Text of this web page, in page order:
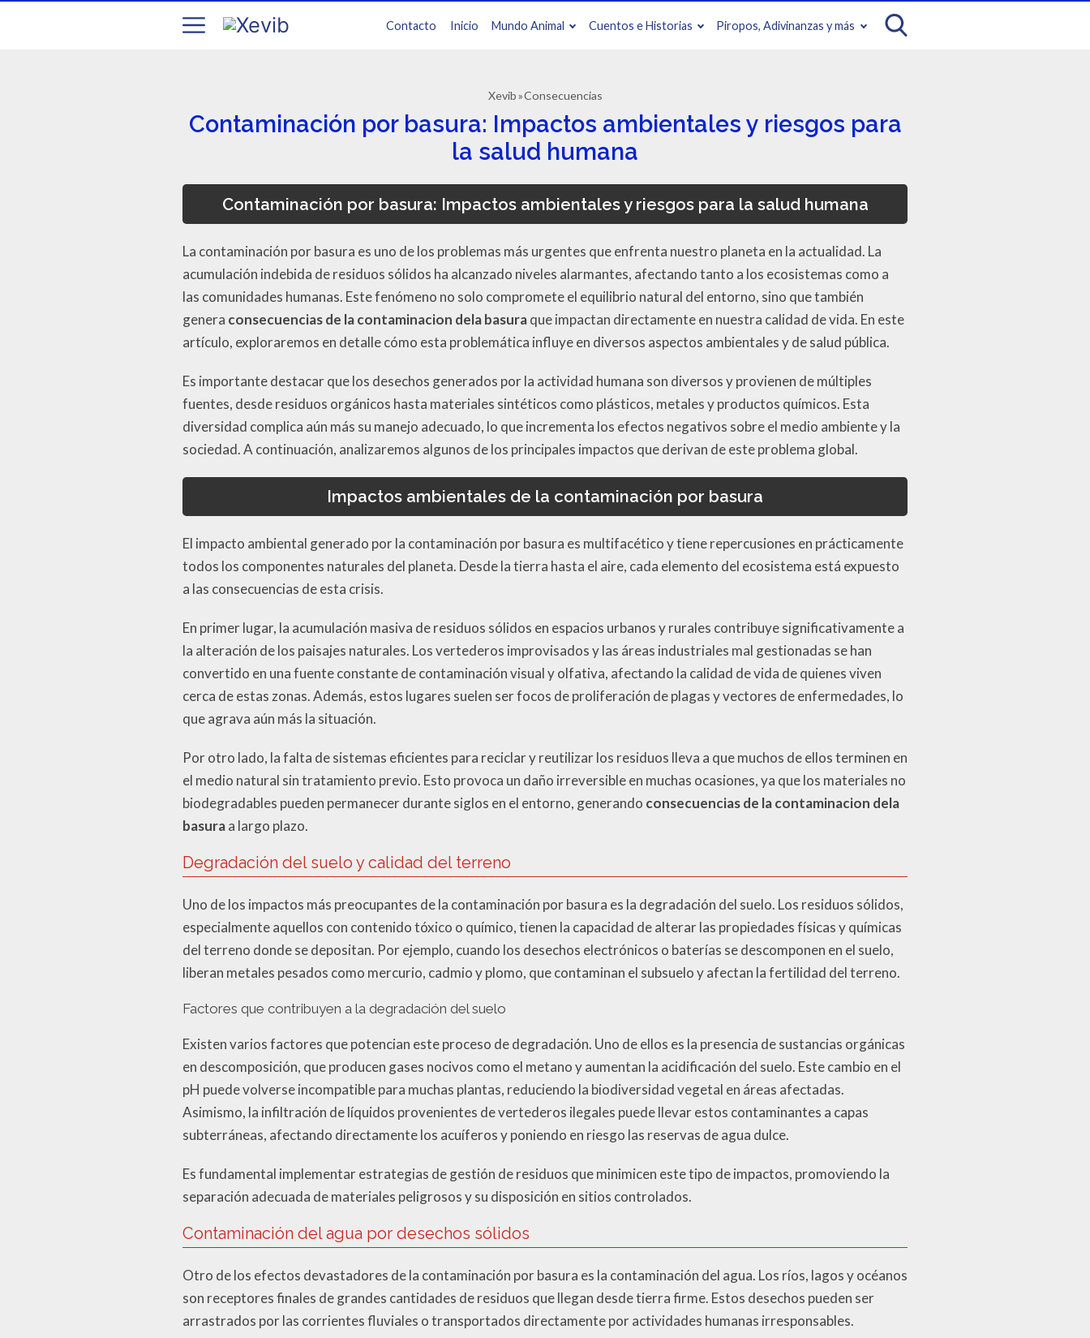
Contacto Inicio Mundo Animal Cuentos e Historias Piropos, Adivinanzas y más
Xevib Consecuencias
Contaminación por basura: Impactos ambientales y riesgos para
la salud humana
Contaminación por basura: Impactos ambientales y riesgos para la salud humana
La contaminación por basura es uno de los problemas más urgentes que enfrenta nuestro planeta en la actualidad. La
acumulación indebida de residuos sólidos ha alcanzado niveles alarmantes, afectando tanto a los ecosistemas como a
las comunidades humanas. Este fenómeno no solo compromete el equilibrio natural del entorno, sino que también
genera consecuencias de la contaminacion dela basuraque impactan directamente en nuestra calidad de vida. En este
artículo, exploraremos en detalle cómo esta problemática influye en diversos aspectos ambientales y de salud pública.
Es importante destacar que los desechos generados por la actividad humana son diversos y provienen de múltiples
fuentes, desde residuos orgánicos hasta materiales sintéticos como plásticos, metales y productos químicos. Esta
diversidad complica aún más su manejo adecuado, lo que incrementa los efectos negativos sobre el medio ambiente y la
sociedad. A continuación, analizaremos algunos de los principales impactos que derivan de este problema global.
Impactos ambientales de la contaminación por basura
El impacto ambiental generado por la contaminación por basura es multifacético y tiene repercusiones en prácticamente
todos los componentes naturales del planeta. Desde la tierra hasta el aire, cada elemento del ecosistema está expuesto
a las consecuencias de esta crisis.
En primer lugar, la acumulación masiva de residuos sólidos en espacios urbanos y rurales contribuye significativamente a
la alteración de los paisajes naturales. Los vertederos improvisados y las áreas industriales mal gestionadas se han
convertido en una fuente constante de contaminación visual y olfativa, afectando la calidad de vida de quienes viven
cerca de estas zonas. Además, estos lugares suelen ser focos de proliferación de plagas y vectores de enfermedades, lo
que agrava aún más la situación.
Por otro lado, la falta de sistemas eficientes para reciclar y reutilizar los residuos lleva a que muchos de ellos terminen en
el medio natural sin tratamiento previo. Esto provoca un daño irreversible en muchas ocasiones, ya que los materiales no
biodegradables pueden permanecer durante siglos en el entorno, generando consecuencias de la contaminacion dela
basuraa largo plazo.
Degradación del suelo y calidad del terreno
Uno de los impactos más preocupantes de la contaminación por basura es la degradación del suelo. Los residuos sólidos,
especialmente aquellos con contenido tóxico o químico, tienen la capacidad de alterar las propiedades físicas y químicas
del terreno donde se depositan. Por ejemplo, cuando los desechos electrónicos o baterías se descomponen en el suelo,
liberan metales pesados como mercurio, cadmio y plomo, que contaminan el subsuelo y afectan la fertilidad del terreno.
Factores que contribuyen a la degradación del suelo
Existen varios factores que potencian este proceso de degradación. Uno de ellos es la presencia de sustancias orgánicas
en descomposición, que producen gases nocivos como el metano y aumentan la acidificación del suelo. Este cambio en el
pH puede volverse incompatible para muchas plantas, reduciendo la biodiversidad vegetal en áreas afectadas.
Asimismo, la infiltración de líquidos provenientes de vertederos ilegales puede llevar estos contaminantes a capas
subterráneas, afectando directamente los acuíferos y poniendo en riesgo las reservas de agua dulce.
Es fundamental implementar estrategias de gestión de residuos que minimicen este tipo de impactos, promoviendo la
separación adecuada de materiales peligrosos y su disposición en sitios controlados.
Contaminación del agua por desechos sólidos
Otro de los efectos devastadores de la contaminación por basura es la contaminación del agua. Los ríos, lagos y océanos
son receptores finales de grandes cantidades de residuos que llegan desde tierra firme. Estos desechos pueden ser
arrastrados por las corrientes fluviales o transportados directamente por actividades humanas irresponsables.